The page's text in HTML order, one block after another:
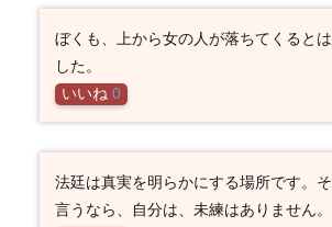
ぼくも、上から女の人が落ちてくると
した。
いいね 0
法廷は真実を明らかにする場所です。
言うなら、自分は、未練はありません。